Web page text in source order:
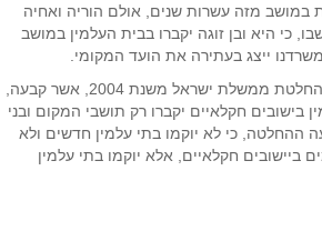
במושב מזה עשרות שנים, אולם הוריה ואחיה
כי היא ובן זוגה יקברו בבית העלמין במושב
ייצג בעתירה את הועד המקומי.
העתירה באה על רקע החלטת ממשלת ישראל משנת 2004, אשר קבעה,
בישובים חקלאיים יקברו רק תושבי המקום ובני
ההחלטה, כי לא יוקמו בתי עלמין חדשים ולא
ביישובים חקלאיים, אלא יוקמו בתי עלמין